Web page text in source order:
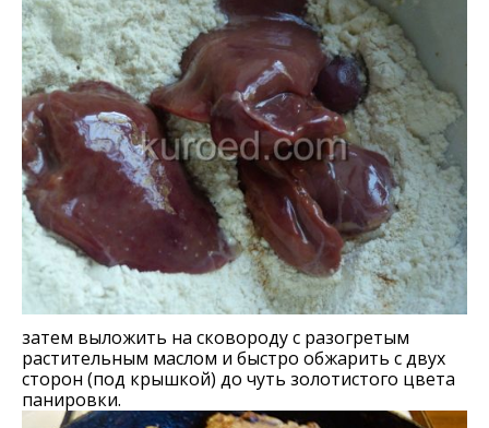
затем выложить на сковороду с разогретым
растительным маслом и быстро обжарить с двух
сторон (под крышкой) до чуть золотистого цвета
панировки.